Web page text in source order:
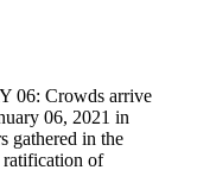
06: Crowds arrive
06, 2021 in
gathered in the
ratification of